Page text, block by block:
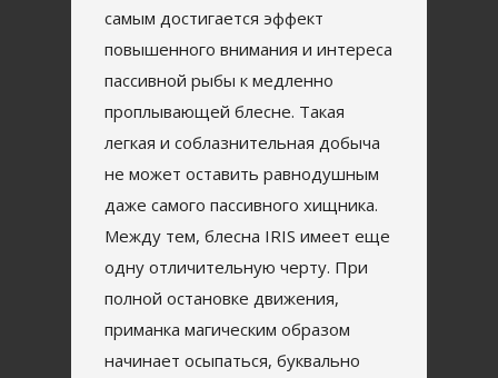
самым достигается эффект
повышенного внимания и интереса
пассивной рыбы к медленно
проплывающей блесне. Такая
легкая и соблазнительная добыча
не может оставить равнодушным
даже самого пассивного хищника.
Между тем, блесна IRIS имеет еще
одну отличительную черту. При
полной остановке движения,
приманка магическим образом
начинает осыпаться, буквально